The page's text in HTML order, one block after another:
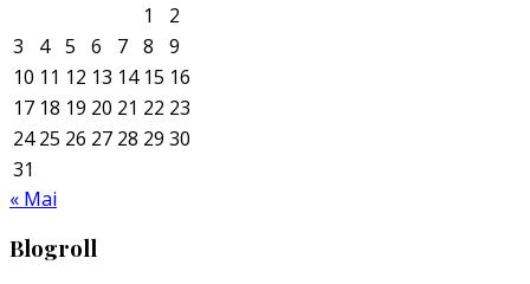
1
2
3
4 5 6 7 8
9
10 11 12 13 14 15 16
17 18 19 20 21 22 23
24 25 26 27 28 29 30
31
« Mai
Blogroll